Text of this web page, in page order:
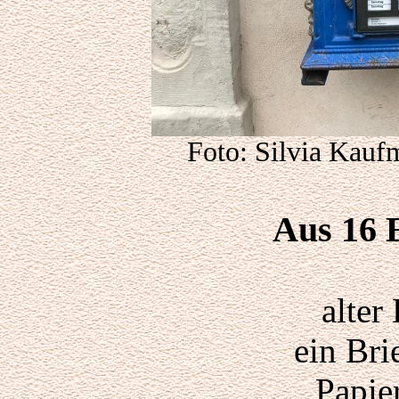
Foto: Silvia
Aus 16
alter
ein